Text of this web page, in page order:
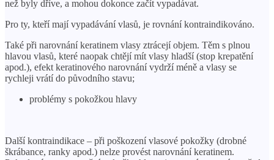
než byly dříve, a mohou dokonce začít vypadávat.
Pro ty, kteří mají vypadávání vlasů, je rovnání kontraindikováno.
Také při narovnání keratinem vlasy ztrácejí objem. Těm s plnou
hlavou vlasů, které naopak chtějí mít vlasy hladší (stop krepatění
apod.), efekt keratinového narovnání vydrží méně a vlasy se
rychleji vrátí do původního stavu;
problémy s pokožkou hlavy
Další kontraindikace – při poškození vlasové pokožky (drobné
škrábance, ranky apod.) nelze provést narovnání keratinem.